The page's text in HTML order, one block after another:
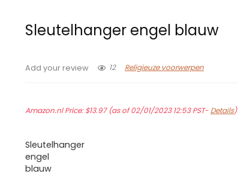
Sleutelhanger engel blauw
Add your review 12 Religieuze voorwerpen
Amazon.nl Price:$13.97(as of 02/01/2023 12:53 PST- Details)
Sleutelhanger
engel
blauw